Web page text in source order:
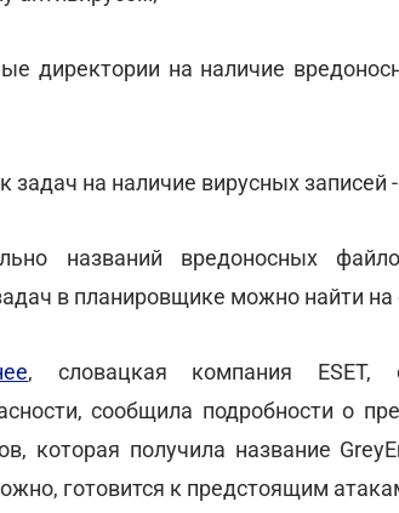
директории на наличие
задач на наличие вирусных записей
названий вредоносных
в планировщике можно найти на
, словацкая компания ESET,
сообщила подробности о
которая получила название
готовится к предстоящим